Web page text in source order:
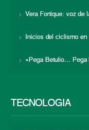
Vera Fortique: voz de
Inicios del ciclismo en
«Pega Betulio…
TECNOLOGÍA